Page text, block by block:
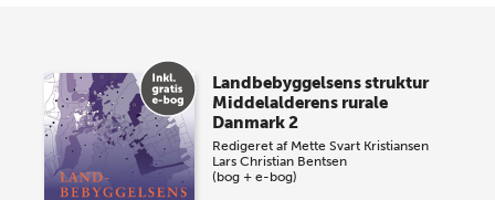
Landbebyggelsens struktur
Middelalderens rurale
Danmark 2
Redigeret af Mette Svart Kristiansen
Lars Christian Bentsen
(bog + e-bog)